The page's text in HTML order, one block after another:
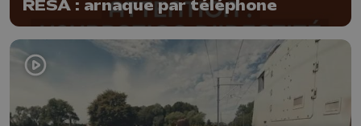
RESA : arnaque par téléphone